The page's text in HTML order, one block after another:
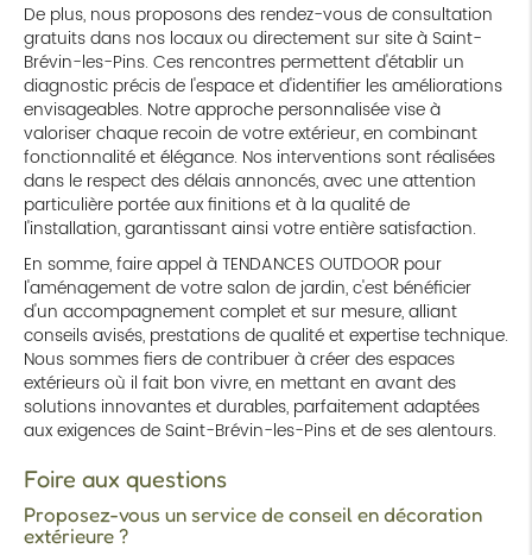
De plus, nous proposons des rendez-vous de consultation
gratuits dans nos locaux ou directement sur site à Saint-
Brévin-les-Pins. Ces rencontres permettent d'établir un
diagnostic précis de l'espace et d'identifier les améliorations
envisageables. Notre approche personnalisée vise à
valoriser chaque recoin de votre extérieur, en combinant
fonctionnalité et élégance. Nos interventions sont réalisées
dans le respect des délais annoncés, avec une attention
particulière portée aux finitions et à la qualité de
l'installation, garantissant ainsi votre entière satisfaction.
En somme, faire appel à TENDANCES OUTDOOR pour
l'aménagement de votre salon de jardin, c'est bénéficier
d'un accompagnement complet et sur mesure, alliant
conseils avisés, prestations de qualité et expertise technique.
Nous sommes fiers de contribuer à créer des espaces
extérieurs où il fait bon vivre, en mettant en avant des
solutions innovantes et durables, parfaitement adaptées
aux exigences de Saint-Brévin-les-Pins et de ses alentours.
Foire aux questions
Proposez-vous un service de conseil en décoration
extérieure ?